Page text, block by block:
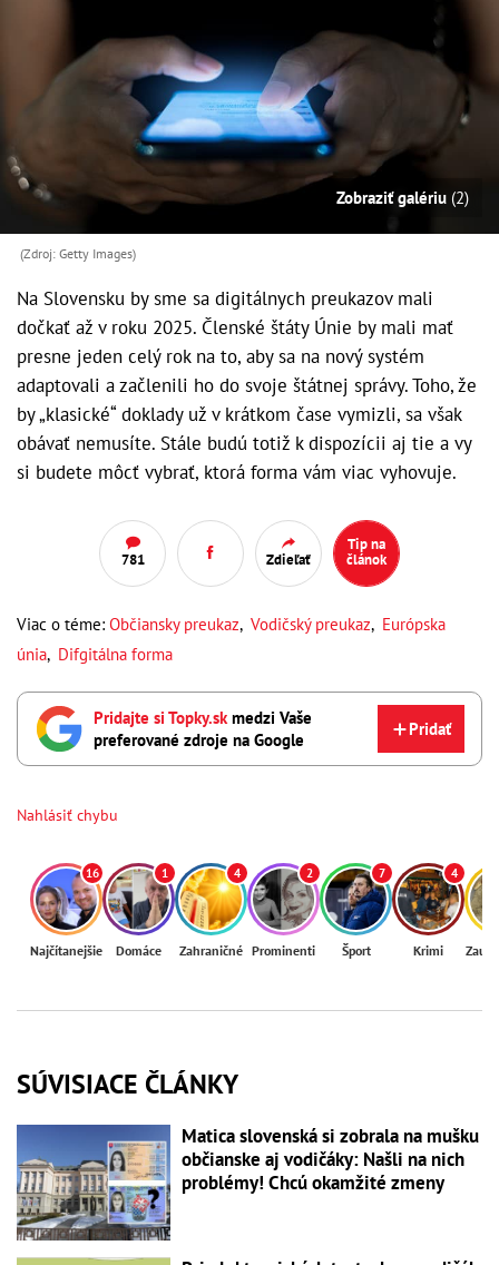
Zobraziť galériu (2)
(Zdroj: Getty Images)
Na Slovensku by sme sa digitálnych preukazov mali
dočkať až v roku 2025. Členské štáty Únie by mali mať
presne jeden celý rok na to, aby sa na nový systém
adaptovali a začlenili ho do svoje štátnej správy. Toho, že
by „klasické“ doklady už v krátkom čase vymizli, sa však
obávať nemusíte. Stále budú totiž k dispozícii aj tie a vy
si budete môcť vybrať, ktorá forma vám viac vyhovuje.
781 Zdieľať
Tip na
článok
Viac o téme: Občiansky preukaz, Vodičský preukaz, Európska
únia, Difgitálna forma
Pridajte si Topky.sk medzi Vaše
preferované zdroje na Google
Pridať
Nahlásiť chybu
16
Najčítanejšie
1
Domáce
4
Zahraničné
2
Prominenti
7
Šport
4
Krimi
SÚVISIACE ČLÁNKY
Matica slovenská si zobrala na mušku
občianske aj vodičáky: Našli na nich
problémy! Chcú okamžité zmeny